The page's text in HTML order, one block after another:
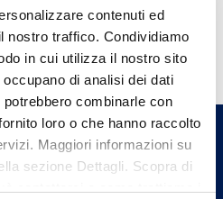
contenuti ed
nostro traffico. Condividiamo
in cui utilizza il nostro sito
di analisi dei dati
combinarle con
loro o che hanno raccolto
Maggiori informazioni su
sezione Dettagli. Scopra di
di
a te e parla con